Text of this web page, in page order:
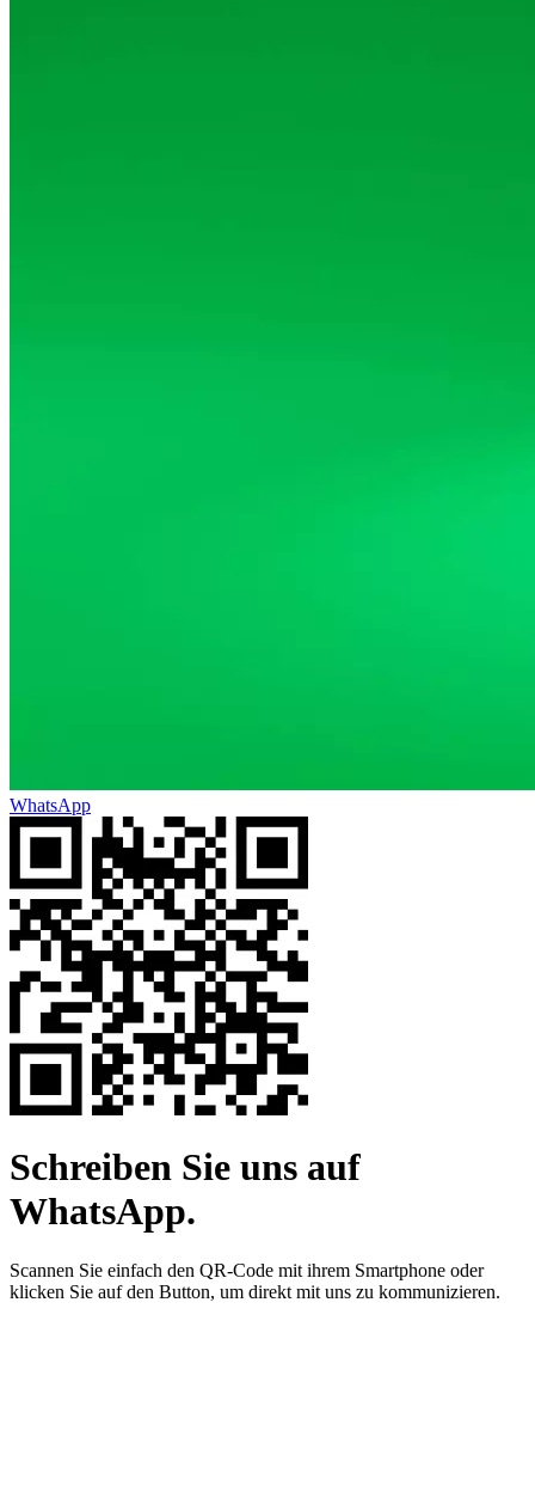
WhatsApp
Schreiben Sie uns auf
WhatsApp.
Scannen Sie einfach den QR-Code mit ihrem Smartphone oder
klicken Sie auf den Button, um direkt mit uns zu kommunizieren.